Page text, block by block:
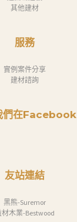
其他建材
服務
實例案件分享
建材諮詢
們在Facebook
友站連結
黑熊-Suremor
材木業-Bestwood